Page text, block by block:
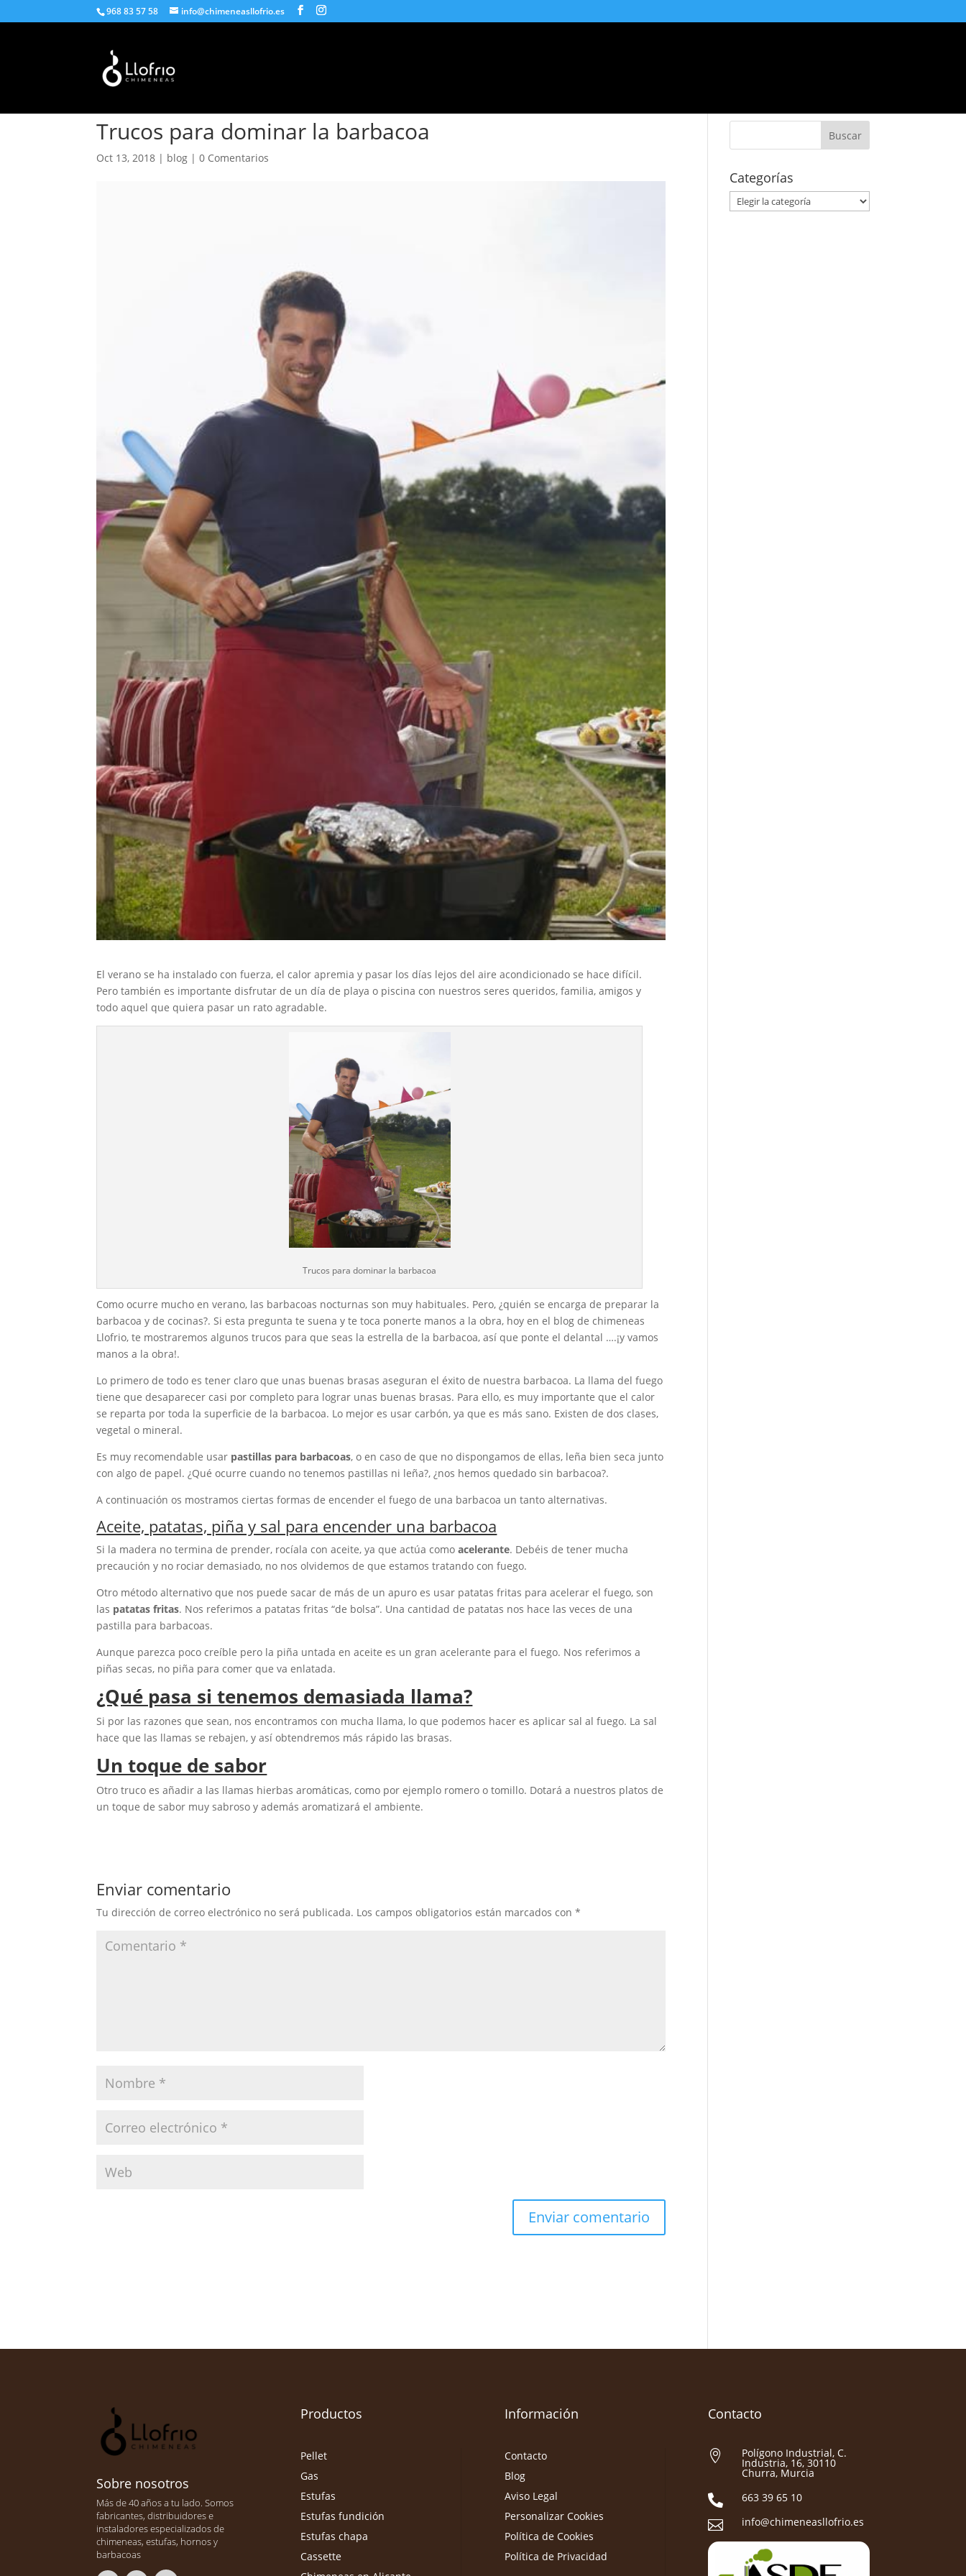
968 83 57 58 info@chimeneasllofrio.es
Trucos para dominar la barbacoa
Oct 13, 2018 | blog |0 Comentarios
El verano se ha instalado con fuerza, el calor apremia y pasar los días lejos del aire acondicionado se hace difícil.
Pero también es importante disfrutar de un día de playa o piscina con nuestros seres queridos, familia, amigos y
todo aquel que quiera pasar un rato agradable.
Trucos para dominar la barbacoa
Como ocurre mucho en verano, las barbacoas nocturnas son muy habituales. Pero, ¿quién se encarga de preparar la
barbacoa y de cocinas?. Si esta pregunta te suena y te toca ponerte manos a la obra, hoy en el blog de chimeneas
Llofrio, te mostraremos algunos trucos para que seas la estrella de la barbacoa, así que ponte el delantal ….¡y vamos
manos a la obra!.
Lo primero de todo es tener claro que unas buenas brasas aseguran el éxito de nuestra barbacoa. La llama del fuego
tiene que desaparecer casi por completo para lograr unas buenas brasas. Para ello, es muy importante que el calor
se reparta por toda la superficie de la barbacoa. Lo mejor es usar carbón, ya que es más sano. Existen de dos clases,
vegetal o mineral.
Es muy recomendable usar pastillas para barbacoas, o en caso de que no dispongamos de ellas, leña bien seca junto
con algo de papel. ¿Qué ocurre cuando no tenemos pastillas ni leña?, ¿nos hemos quedado sin barbacoa?.
A continuación os mostramos ciertas formas de encender el fuego de una barbacoa un tanto alternativas.
Aceite, patatas, piña y sal para encender una barbacoa
Si la madera no termina de prender, rocíala con aceite, ya que actúa comoacelerante. Debéis de tener mucha
precaución y no rociar demasiado, no nos olvidemos de que estamos tratando con fuego.
Otro método alternativo que nos puede sacar de más de un apuro es usar patatas fritas para acelerar el fuego, son
las patatas fritas. Nos referimos a patatas fritas “de bolsa”. Una cantidad de patatas nos hace las veces de una
pastilla para barbacoas.
Aunque parezca poco creíble pero la piña untada en aceite es un gran acelerante para el fuego. Nos referimos a
piñas secas, no piña para comer que va enlatada.
¿Qué pasa si tenemos demasiada llama?
Si por las razones que sean, nos encontramos con mucha llama, lo que podemos hacer es aplicar sal al fuego. La sal
hace que las llamas se rebajen, y así obtendremos más rápido las brasas.
Un toque de sabor
Otro truco es añadir a las llamas hierbas aromáticas, como por ejemplo romero o tomillo. Dotará a nuestros platos de
un toque de sabor muy sabroso y además aromatizará el ambiente.
Enviar comentario
Tu dirección de correo electrónico no será publicada. Los campos obligatorios están marcados con*
Categorías
Categorías
Sobre nosotros
Más de 40 años a tu lado. Somos
fabricantes, distribuidores e
instaladores especializados de
chimeneas, estufas, hornos y
barbacoas
Productos
Pellet
Gas
Estufas
Estufas fundición
Estufas chapa
Cassette
Información
Contacto
Blog
Aviso Legal
Personalizar Cookies
Política de Cookies
Política de Privacidad
Contacto
 Polígono Industrial, C.
Industria, 16, 30110
Churra, Murcia
 663 39 65 10
 info@chimeneasllofrio.es